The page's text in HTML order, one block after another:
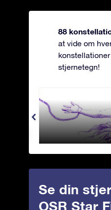
88
at vide om
stjernetegn!
Andromeda -
Se din
OSR Star